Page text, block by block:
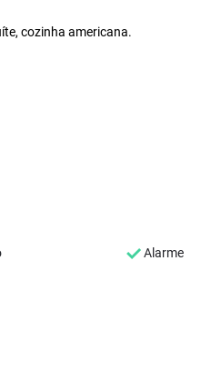
cozinha americana.
Alarme